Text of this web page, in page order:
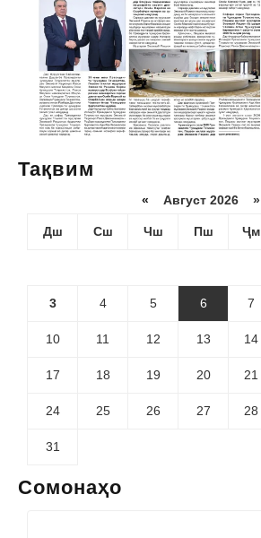
Тақвим
« Август 2026 »
Дш Сш Чш Пш Ҷм
3 4 5 6 7
10 11 12 13 14
17 18 19 20 21
24 25 26 27 28
31
Сомонаҳо